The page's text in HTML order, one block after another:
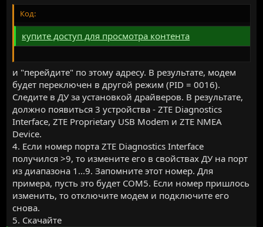
Код:
купите доступ для просмотра контента
и "перейдите" по этому адресу. В результате, модем
будет переключен в другой режим (PID = 0016).
Следите в ДУ за установкой драйверов. В результате,
должно появиться 3 устройства - ZTE Diagnostics
Interface, ZTE Proprietary USB Modem и ZTE NMEA
Device.
4. Если номер порта ZTE Diagnostics Interface
получился >9, то измените его в свойствах ДУ на порт
из диапазона 1...9. Запомните этот номер. Для
примера, пусть это будет COM5. Если номер пришлось
изменить, то отключите модем и подключите его
снова.
5. Скачайте